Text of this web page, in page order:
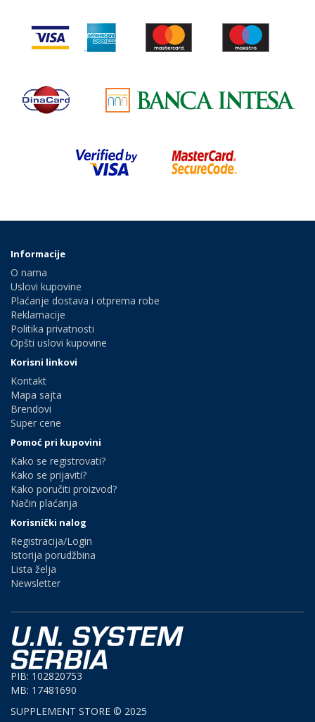
Informacije
O nama
Uslovi kupovine
Plaćanje dostava i otprema robe
Reklamacije
Politika privatnosti
Opšti uslovi kupovine
Korisni linkovi
Kontakt
Mapa sajta
Brendovi
Super cene
Pomoć pri kupovini
Kako se registrovati?
Kako se prijaviti?
Kako poručiti proizvod?
Način plaćanja
Korisnički nalog
Registracija/Login
Istorija porudžbina
Lista želja
Newsletter
PIB: 102820753
MB: 17481690
SUPPLEMENT STORE © 2025